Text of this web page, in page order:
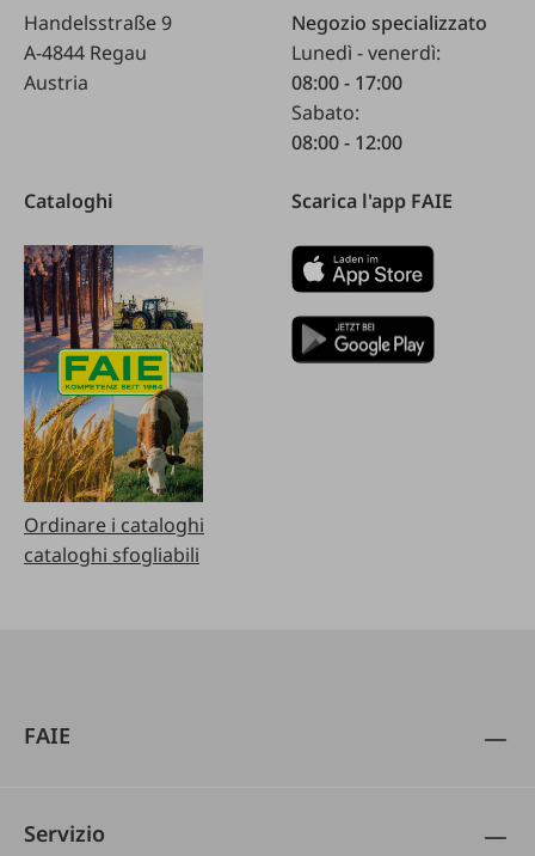
Handelsstraße 9
A-4844 Regau
Austria
Negozio specializzato
Lunedì - venerdì:
08:00 - 17:00
Sabato:
08:00 - 12:00
Cataloghi
Ordinare i cataloghi
cataloghi sfogliabili
Scarica l'app FAIE
FAIE
Servizio